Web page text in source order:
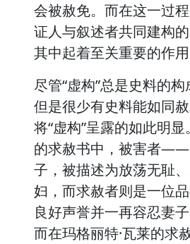
会被赦免。而在这一过
证人与叙述者共同建构
其中起着至关重要的作用
尽管“虚构”总是史料的构
但是很少有史料能如同
将“虚构”呈露的如此明显
的求赦书中，被害者
子，被描述为放荡无耻
妇，而求赦者则是一位
良好声誉并一再容忍妻子
而在玛格丽特·瓦莱的求